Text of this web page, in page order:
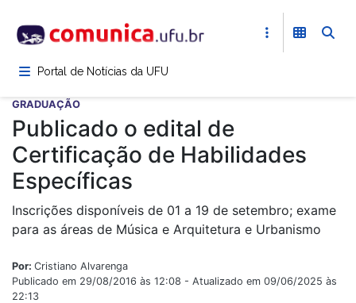
para
conteúdoPortal de Notícias da UFU
GRADUAÇÃO
Publicado o edital de
Certificação de Habilidades
Específicas
Inscrições disponíveis de 01 a 19 de setembro; exame
para as áreas de Música e Arquitetura e Urbanismo
Por: Cristiano Alvarenga
Publicado em 29/08/2016 às 12:08 - Atualizado em 09/06/2025 às
22:13